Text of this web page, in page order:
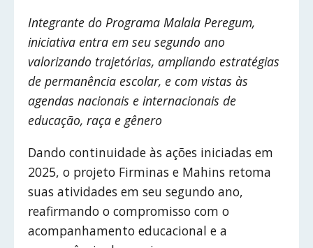
Integrante do Programa Malala Peregum,
iniciativa entra em seu segundo ano
valorizando trajetórias, ampliando estratégias
de permanência escolar, e com vistas às
agendas nacionais e internacionais de
educação, raça e gênero
Dando continuidade às ações iniciadas em
2025, o projeto Firminas e Mahins retoma
suas atividades em seu segundo ano,
reafirmando o compromisso com o
acompanhamento educacional e a